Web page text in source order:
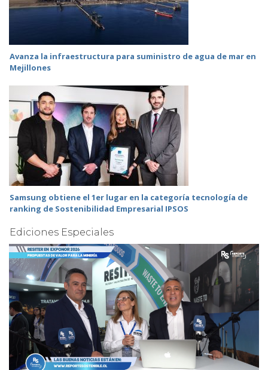
Avanza la infraestructura para suministro de agua de mar en
Mejillones
Samsung obtiene el 1er lugar en la categoría tecnología de
ranking de Sostenibilidad Empresarial IPSOS
Ediciones Especiales